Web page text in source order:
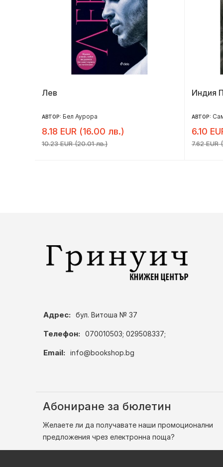
Лев
АВТОР: Бел Аурора
8.18 EUR (16.00 лв.)
10.23 EUR (20.01 лв.)
Индия
АВТОР:
6.10
7.62 EUR
Адрес: бул. Витоша № 37
Телефон: 070010503; 029508337;
Email: info@bookshop.bg
Абониране за бюлетин
Желаете ли да получавате наши промоционални
предложения чрез електронна поща?